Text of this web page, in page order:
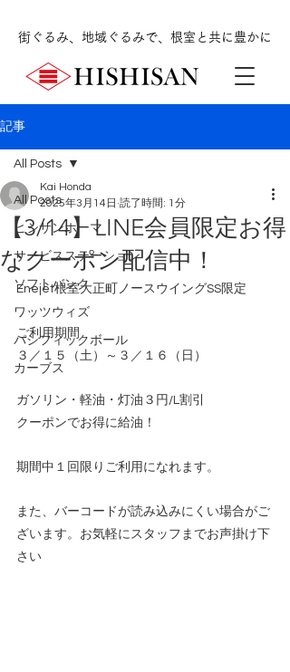
街ぐるみ、地域ぐるみで、根室と共に豊かに
記事
All Posts
ヒシサンホーマ
サービスステーション
ソフトバンク
ワッツウィズ
パシフィックボール
カーブス
All Posts
【3/14】LINE会員限定お得
なクーポン配信中！
Kai Honda
2025年3月14日 読了時間: 1分
Enejet根室大正町ノースウイングSS限定
ご利用期間
３／１５（土）～３／１６（日）
ガソリン・軽油・灯油３円/L割引
クーポンでお得に給油！
期間中１回限りご利用になれます。
また、バーコードが読み込みにくい場合がご
ざいます。お気軽にスタッフまでお声掛け下
さい